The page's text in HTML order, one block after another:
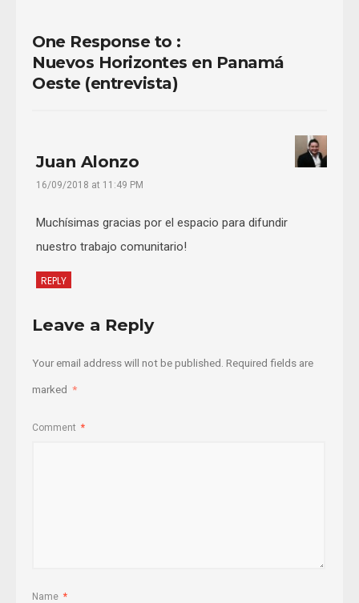
One Response to :
Nuevos Horizontes en Panamá
Oeste (entrevista)
Juan Alonzo
16/09/2018 at 11:49 PM
Muchísimas gracias por el espacio para difundir
nuestro trabajo comunitario!
REPLY
Leave a Reply
Your email address will not be published. Required fields are
marked *
Comment *
Name *